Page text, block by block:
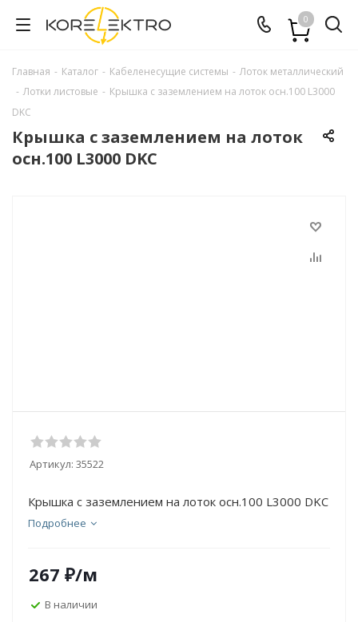
0
Главная - Каталог - Кабеленесущие системы - Лоток металлический
- Лотки листовые - Крышка с заземлением на лоток осн.100 L3000
DKC
Крышка с заземлением на лоток
осн.100 L3000 DKC
Артикул: 35522
Крышка с заземлением на лоток осн.100 L3000 DKC
Подробнее
267 ₽/м
В наличии